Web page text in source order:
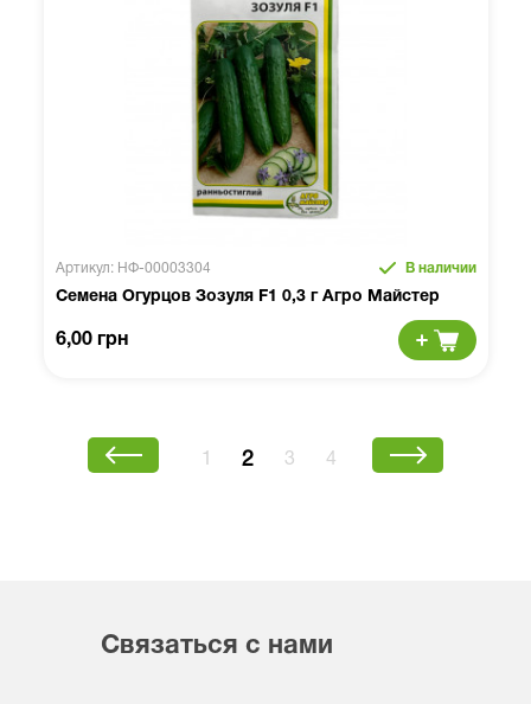
Артикул: НФ-00003304 В наличии
Семена Огурцов Зозуля F1 0,3 г Агро Майстер
6,00 грн
2 3 4
Связаться с нами